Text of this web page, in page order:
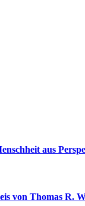
aus
von Thomas R.